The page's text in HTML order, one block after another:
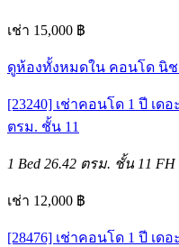
เช่า 15,000 ฿
ดูห้องทั้งหมดใน คอนโด นิ
[23240] เช่าคอนโด 1 ปี เด
ตรม. ชั้น 11
1 Bed 26.42 ตรม. ชั้น 11 FH
เช่า 12,000 ฿
[28476] เช่าคอนโด 1 ปี เด